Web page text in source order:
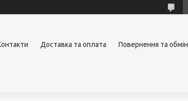
Доставка та оплата Повернення та обмін